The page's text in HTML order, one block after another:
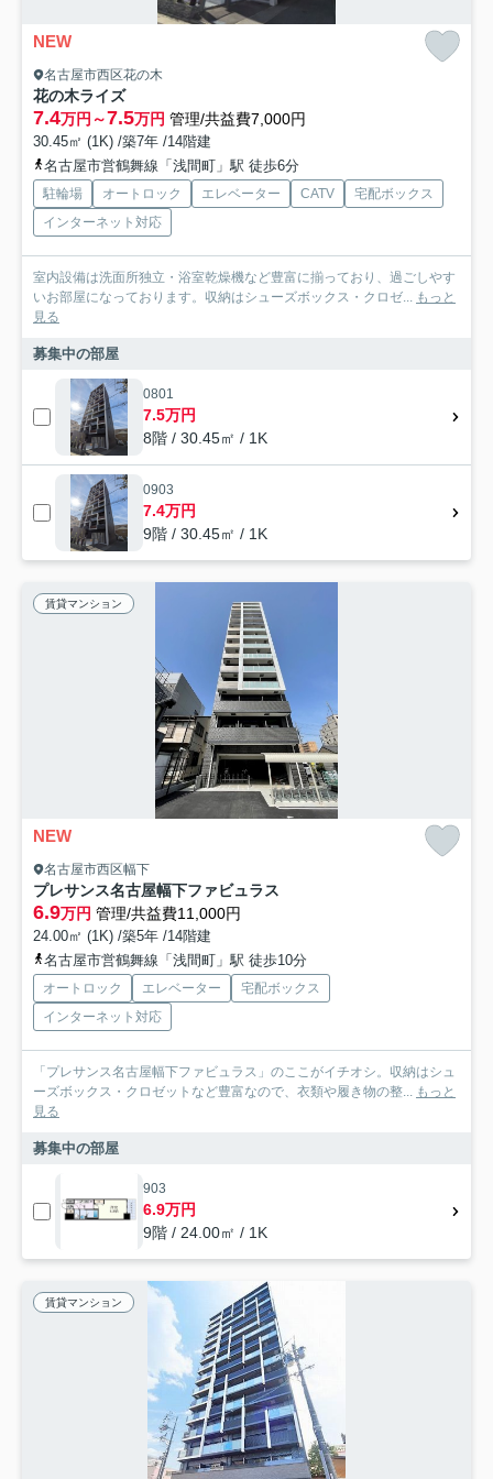
NEW
名古屋市西区花の木
花の木ライズ
7.4万円～7.5万円 管理/共益費7,000円
30.45㎡ (1K) /築7年 /14階建
名古屋市営鶴舞線「浅間町」駅 徒歩6分
駐輪場 オートロック エレベーター CATV
宅配ボックス
インターネット対応
室内設備は洗面所独立・浴室乾燥機など豊富に揃っており、過ごしやす
いお部屋になっております。収納はシューズボックス・クロゼ... もっと
見る
募集中の部屋
0801
7.5万円
8階 / 30.45㎡ / 1K
0903
7.4万円
9階 / 30.45㎡ / 1K
賃貸マンション
NEW
名古屋市西区幅下
プレサンス名古屋幅下ファビュラス
6.9万円 管理/共益費11,000円
24.00㎡ (1K) /築5年 /14階建
名古屋市営鶴舞線「浅間町」駅 徒歩10分
オートロック エレベーター
宅配ボックス
インターネット対応
「プレサンス名古屋幅下ファビュラス」のここがイチオシ。収納はシュ
ーズボックス・クロゼットなど豊富なので、衣類や履き物の整... もっと
見る
募集中の部屋
903
6.9万円
9階 / 24.00㎡ / 1K
賃貸マンション